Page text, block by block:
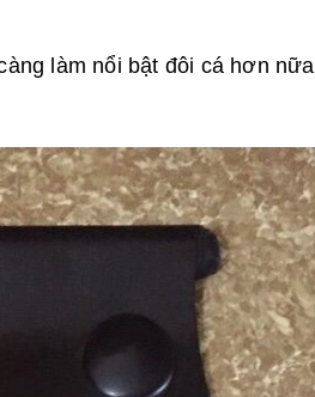
làm nổi bật đôi cá hơn nữa